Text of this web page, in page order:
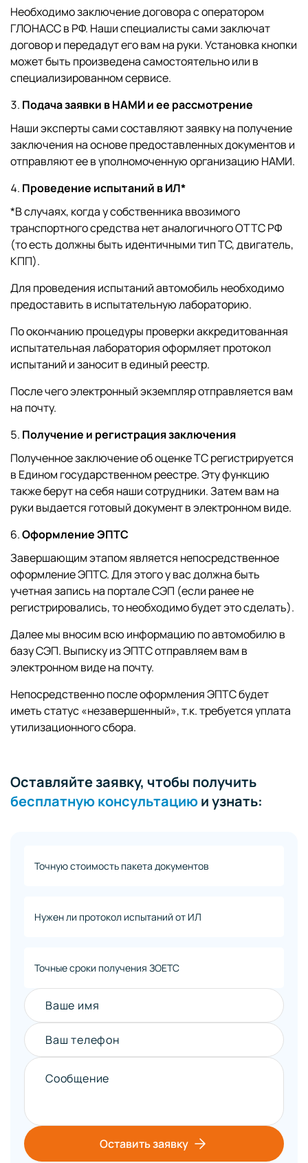
Необходимо заключение договора с оператором
ГЛОНАСС в РФ. Наши специалисты сами заключат
договор и передадут его вам на руки. Установка кнопки
может быть произведена самостоятельно или в
специализированном сервисе.
Подача заявки в НАМИ и ее рассмотрение
Наши эксперты сами составляют заявку на получение
заключения на основе предоставленных документов и
отправляют ее в уполномоченную организацию НАМИ.
Проведение испытаний в ИЛ*
*В случаях, когда у собственника ввозимого
транспортного средства нет аналогичного ОТТС РФ
(то есть должны быть идентичными тип ТС, двигатель,
КПП).
Для проведения испытаний автомобиль необходимо
предоставить в испытательную лабораторию.
По окончанию процедуры проверки аккредитованная
испытательная лаборатория оформляет протокол
испытаний и заносит в единый реестр.
После чего электронный экземпляр отправляется вам
на почту.
Получение и регистрация заключения
Полученное заключение об оценке ТС регистрируется
в Едином государственном реестре. Эту функцию
также берут на себя наши сотрудники. Затем вам на
руки выдается готовый документ в электронном виде.
Оформление ЭПТС
Завершающим этапом является непосредственное
оформление ЭПТС. Для этого у вас должна быть
учетная запись на портале СЭП (если ранее не
регистрировались, то необходимо будет это сделать).
Далее мы вносим всю информацию по автомобилю в
базу СЭП. Выписку из ЭПТС отправляем вам в
электронном виде на почту.
Непосредственно после оформления ЭПТС будет
иметь статус «незавершенный», т.к. требуется уплата
утилизационного сбора.
Оставляйте заявку, чтобы получить
бесплатную консультациюи узнать:
Точную стоимость пакета документов
Нужен ли протокол испытаний от ИЛ
Точные сроки получения ЗОЕТС
Ваше имя
Ваш телефон
Сообщение
Оставить заявку